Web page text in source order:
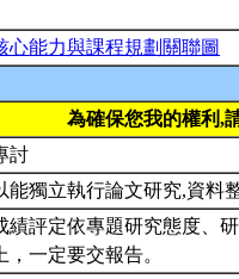
心能力與課程規劃關聯圖
為確保您我的權利,
討
能獨立執行論文研究,資料
績評定依專題研究態度、
上，一定要交報告。